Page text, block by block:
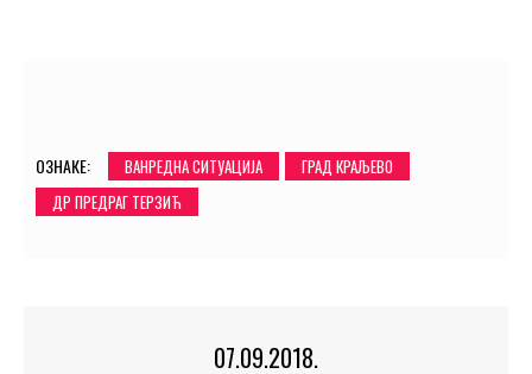
ОЗНАКЕ: ВАНРЕДНА СИТУАЦИЈА
ГРАД КРАЉЕВО
ДР ПРЕДРАГ ТЕРЗИЋ
07.09.2018.